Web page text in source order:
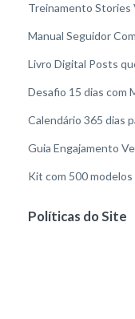
Treinamento Stories
Manual Seguidor
Livro Digital Posts
Desafio 15 dias com
Calendário 365 dias
Guia Engajamento
Kit com 500
Políticas do Site